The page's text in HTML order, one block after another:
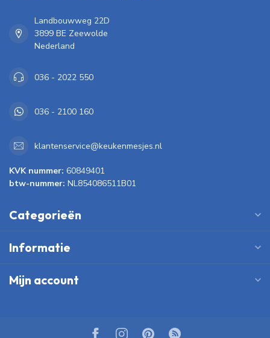
Landbouwweg 22D
3899 BE Zeewolde
Nederland
036 - 2022 550
036 - 2100 160
klantenservice@keukenmesjes.nl
KVK nummer: 60849401
btw-nummer: NL854086511B01
Categorieën
Informatie
Mijn account